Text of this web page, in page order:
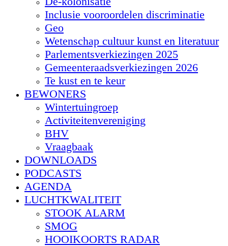
Inclusie vooroordelen discriminatie
Geo
Wetenschap cultuur kunst en literatuur
Parlementsverkiezingen 2025
Gemeenteraadsverkiezingen 2026
Te kust en te keur
BEWONERS
Wintertuingroep
Activiteitenvereniging
BHV
Vraagbaak
DOWNLOADS
PODCASTS
AGENDA
LUCHTKWALITEIT
STOOK ALARM
SMOG
HOOIKOORTS RADAR